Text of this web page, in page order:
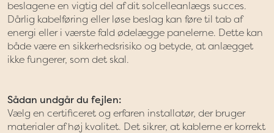
beslagene en vigtig del af dit solcelleanlægs succes.
Dårlig kabelføring eller løse beslag kan føre til tab af
energi eller i værste fald ødelægge panelerne. Dette kan
både være en sikkerhedsrisiko og betyde, at anlægget
ikke fungerer, som det skal.
Sådan undgår du fejlen:
Vælg en certificeret og erfaren installatør, der bruger
materialer af høj kvalitet. Det sikrer, at kablerne er korrekt